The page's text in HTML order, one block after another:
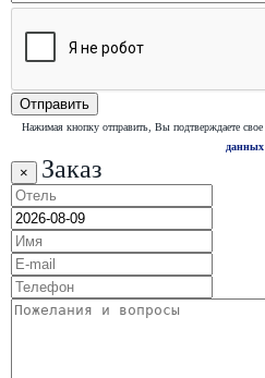
Нажимая кнопку отправить, Вы подтверждаете свое
данных
× Заказ